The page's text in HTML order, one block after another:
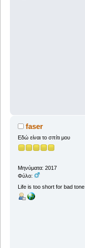
faser
Εδώ είναι το σπίτι μου
Μηνύματα: 2017
Φύλο:
Life is too short for bad tone